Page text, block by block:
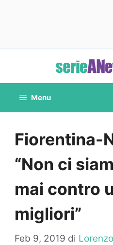
contenuto
Menu
Fiorentina-
“Non ci
mai contro
migliori”
Feb 9, 2019 di